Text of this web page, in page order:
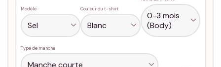
Modèle Couleur du t-shirt
Type de manche